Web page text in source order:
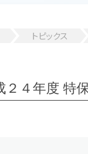
トピックス
２４年度 特